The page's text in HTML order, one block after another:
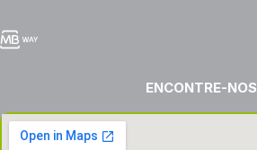
ENCONTRE-NOS